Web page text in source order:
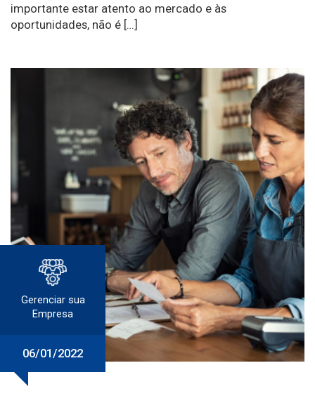
importante estar atento ao mercado e às
oportunidades, não é […]
Gerenciar sua
Empresa
06/01/2022